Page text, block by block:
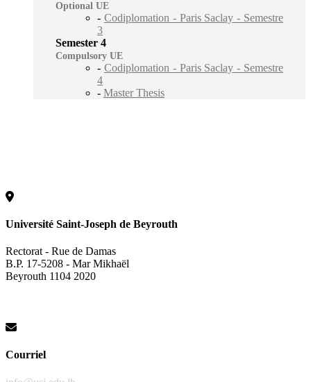
Optional UE
- Codiplomation - Paris Saclay - Semestre
3
Semester 4
Compulsory UE
- Codiplomation - Paris Saclay - Semestre
4
- Master Thesis
Université Saint-Joseph de Beyrouth
Rectorat - Rue de Damas
B.P. 17-5208 - Mar Mikhaël
Beyrouth 1104 2020
Courriel